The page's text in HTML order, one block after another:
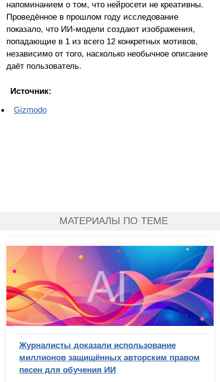
напоминанием о том, что нейросети не креативны.
Проведённое в прошлом году исследование
показало, что ИИ-модели создают изображения,
попадающие в 1 из всего 12 конкретных мотивов,
независимо от того, насколько необычное описание
даёт пользователь.
Источник:
Gizmodo
МАТЕРИАЛЫ ПО ТЕМЕ
Журналисты доказали использование
миллионов защищённых авторским правом
песен для обучения ИИ